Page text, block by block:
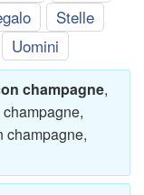
Stelle
Uomini
champagne,
champagne,